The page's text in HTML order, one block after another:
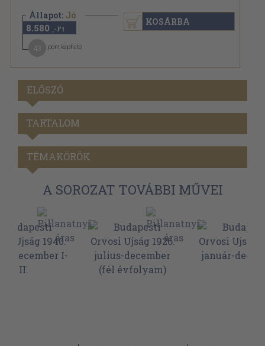
Állapot: Jó
8.580 ,-Ft
pont kapható
KOSÁRBA
ELŐSZÓ
TARTALOM
TÉMAKÖRÖK
A SOROZAT TOVÁBBI MŰVEI